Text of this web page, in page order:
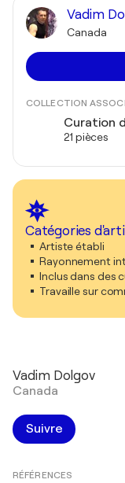
Vadim
Canada
COLLECTION
Curation
21 pièces
Catégories
Artiste établi
Rayonnement
Inclus dans des
Travaille sur
Vadim Dolgov
Canada
Suivre
RÉFÉRENCES